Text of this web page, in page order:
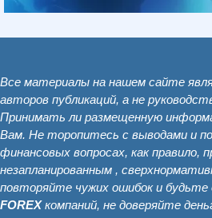
Все материалы на нашем сайте
авторов публикаций, а не
Принимать ли размещенную
Вам. Не торопитесь с выводами и
финансовых вопросах, как правило,
незапланированным ,
повторяйте чужих ошибок и
FOREXкомпаний, не доверяйте